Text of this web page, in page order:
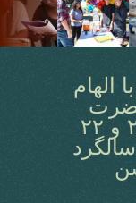
الهام
بهاءالله در روزهای ٢١ و ٢٢
سالگرد